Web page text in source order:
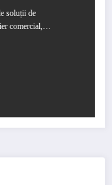
soluții de
comercial,…